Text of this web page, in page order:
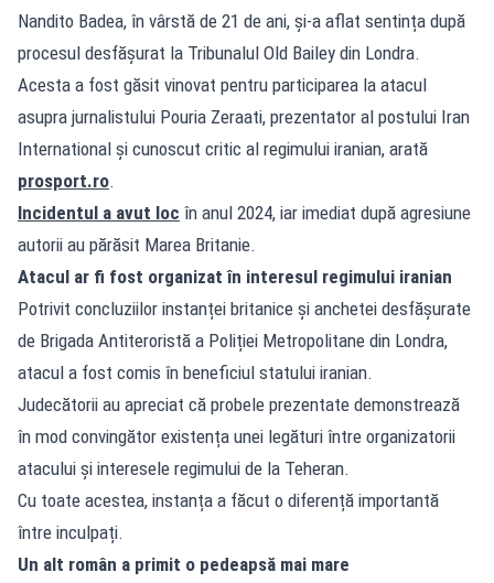
Nandito Badea, în vârstă de 21 de ani, și-a aflat sentința după
procesul desfășurat la Tribunalul Old Bailey din Londra.
Acesta a fost găsit vinovat pentru participarea la atacul
asupra jurnalistului Pouria Zeraati, prezentator al postului Iran
International și cunoscut critic al regimului iranian, arată
prosport.ro.
Incidentul a avut loc în anul 2024, iar imediat după agresiune
autorii au părăsit Marea Britanie.
Atacul ar fi fost organizat în interesul regimului iranian
Potrivit concluziilor instanței britanice și anchetei desfășurate
de Brigada Antiteroristă a Poliției Metropolitane din Londra,
atacul a fost comis în beneficiul statului iranian.
Judecătorii au apreciat că probele prezentate demonstrează
în mod convingător existența unei legături între organizatorii
atacului și interesele regimului de la Teheran.
Cu toate acestea, instanța a făcut o diferență importantă
între inculpați.
Un alt român a primit o pedeapsă mai mare